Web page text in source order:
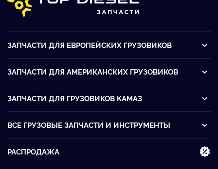
ЗАПЧАСТИ ДЛЯ ЕВРОПЕЙСКИХ ГРУЗОВИКОВ
ЗАПЧАСТИ ДЛЯ АМЕРИКАНСКИХ ГРУЗОВИКОВ
ЗАПЧАСТИ ДЛЯ ГРУЗОВИКОВ KАМАЗ
ВСЕ ГРУЗОВЫЕ ЗАПЧАСТИ И ИНСТРУМЕНТЫ
РАСПРОДАЖА